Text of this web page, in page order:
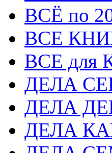
ВСЁ по
ВСЕ
ВСЕ для
ДЕЛА
ДЕЛА
ДЕЛА